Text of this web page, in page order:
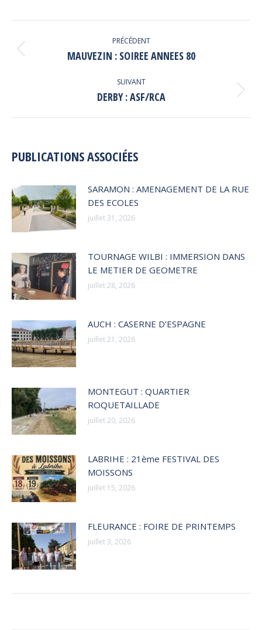
FacebookLinkedIn
ARTICLE
PRÉCÉDENT
Article
:
MAUVEZIN : SOIREE ANNEES 80
SUIVANT
Article
DERBY : ASF/RCA
PUBLICATIONS ASSOCIÉES
SARAMON : AMENAGEMENT DE LA RUE
DES ECOLES
juillet 31, 2026
TOURNAGE WILBI : IMMERSION DANS
LE METIER DE GEOMETRE
juillet 28, 2026
AUCH : CASERNE D’ESPAGNE
juillet 21, 2026
MONTEGUT : QUARTIER
ROQUETAILLADE
juillet 20, 2026
LABRIHE : 21ème FESTIVAL DES
MOISSONS
juillet 15, 2026
FLEURANCE : FOIRE DE PRINTEMPS
juillet 3, 2026